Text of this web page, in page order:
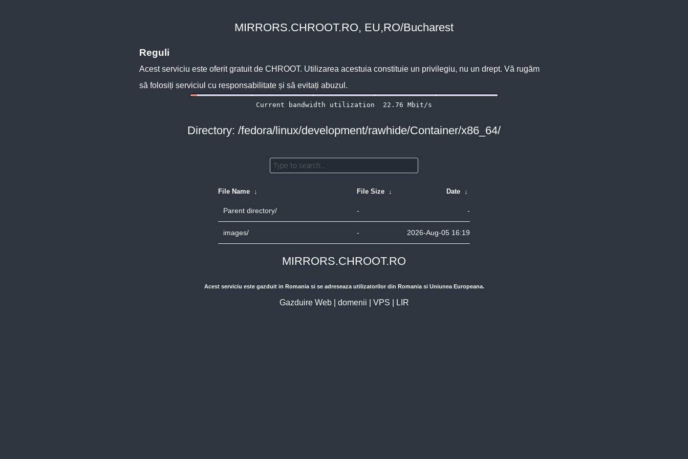
MIRRORS.CHROOT.RO, EU,RO/Bucharest
Reguli
Acest serviciu este oferit gratuit de CHROOT. Utilizarea acestuia constituie un privilegiu, nu un drept. Vă rugăm
să folosiți serviciul cu responsabilitate și să evitați abuzul.
Directory: /fedora/linux/development/rawhide/Container/x86_64/
File Name ↓ File Size ↓ Date ↓
Parent directory/ - -
images/ - 2026-Aug-05 16:19
MIRRORS.CHROOT.RO
Acest serviciu este gazduit in Romania si se adreseaza utilizatorilor din Romania si Uniunea Europeana.
Gazduire Web| domenii VPS LIR